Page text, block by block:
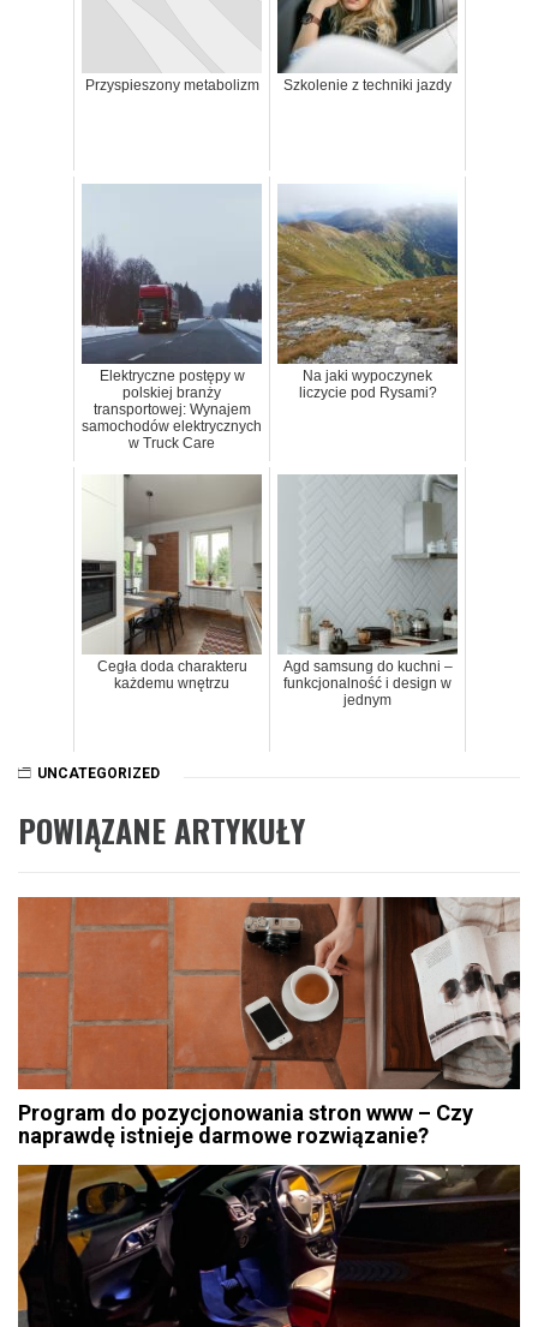
Przyspieszony metabolizm Szkolenie z techniki jazdy
Elektryczne postępy w
polskiej branży
transportowej: Wynajem
samochodów elektrycznych
w Truck Care
Na jaki wypoczynek
liczycie pod Rysami?
Cegła doda charakteru
każdemu wnętrzu
Agd samsung do kuchni –
funkcjonalność i design w
jednym
UNCATEGORIZED
POWIĄZANE ARTYKUŁY
Program do pozycjonowania stron www – Czy
naprawdę istnieje darmowe rozwiązanie?